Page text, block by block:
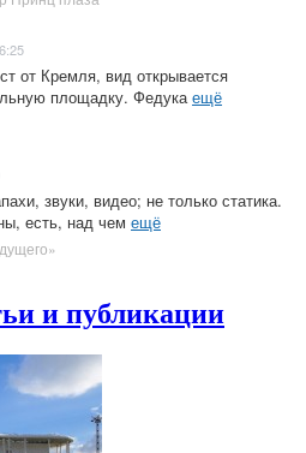
от Кремля, вид открывается
площадку. Федукаещё
звуки, видео; не только статика.
есть, над чем ещё
и публикации